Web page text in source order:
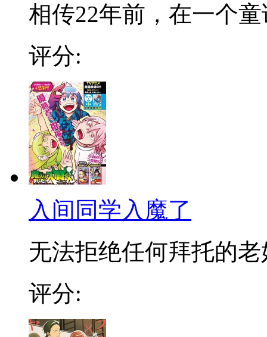
相传22年前，在一个
评分:
入间同学入魔了
无法拒绝任何拜托的老
评分: